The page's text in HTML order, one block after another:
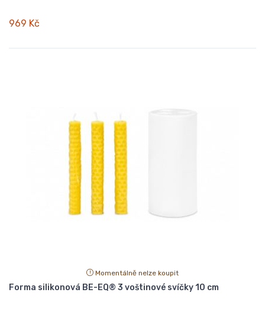
969 Kč
Momentálně nelze koupit
Forma silikonová BE-EQ® 3 voštinové svíčky 10 cm